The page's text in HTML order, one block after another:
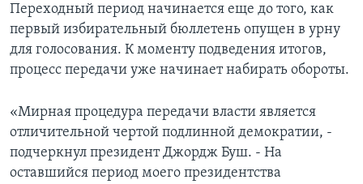
Языки
Переходный период начинается еще до того, как
первый избирательный бюллетень опущен в урну
для голосования. К моменту подведения итогов,
процесс передачи уже начинает набирать обороты.
«Мирная процедура передачи власти является
отличительной чертой подлинной демократии, -
подчеркнул президент Джордж Буш. - На
оставшийся период моего президентства